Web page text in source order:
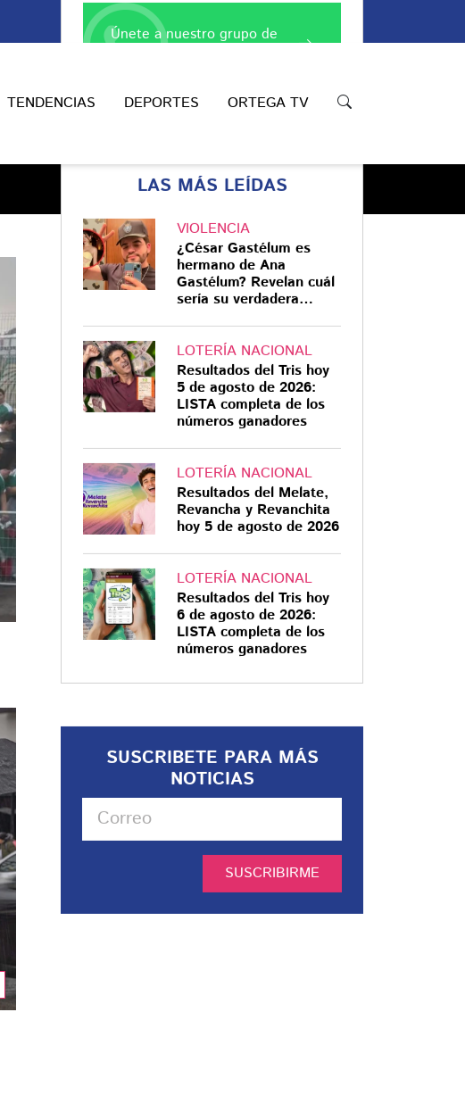
TENDENCIAS DEPORTES ORTEGA TV
Compartir
CAMBIOS
México vs Inglaterra
cambia de horario:
esta será la
temperatura en
CDMX cuando ruede
el balón
El duelo entre México e Inglaterra
en los octavos de final del Mundial
Únete a nuestro grupo de
LAS MÁS LEÍDAS
VIOLENCIA
¿César Gastélum es
hermano de Ana
Gastélum? Revelan cuál
sería su verdadera
LOTERÍA NACIONAL
Resultados del Tris hoy
5 de agosto de 2026:
LISTA completa de los
números ganadores
LOTERÍA NACIONAL
Resultados del Melate,
Revancha y Revanchita
hoy 5 de agosto de 2026
LOTERÍA NACIONAL
Resultados del Tris hoy
6 de agosto de 2026:
LISTA completa de los
números ganadores
SUSCRIBETE PARA MÁS
NOTICIAS
SUSCRIBIRME